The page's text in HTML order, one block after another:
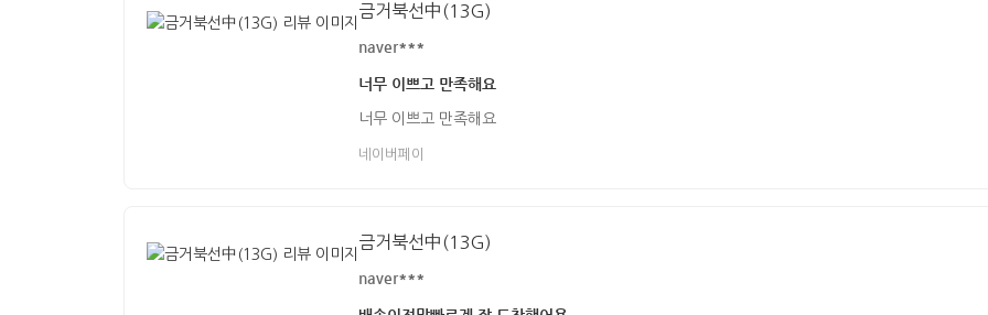
금거북선中(13G)
naver***
너무 이쁘고 만족해요
너무 이쁘고 만족해요
네이버페이
금거북선中(13G)
naver***